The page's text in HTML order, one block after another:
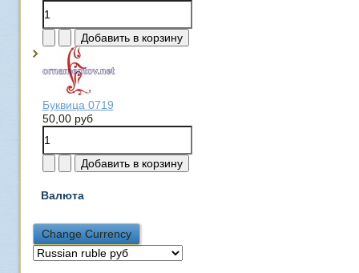
Буквица 0719
50,00 руб
Валюта